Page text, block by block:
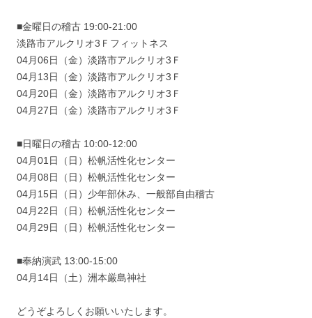
■金曜日の稽古 19:00-21:00
淡路市アルクリオ3Ｆフィットネス
04月06日（金）淡路市アルクリオ3Ｆ
04月13日（金）淡路市アルクリオ3Ｆ
04月20日（金）淡路市アルクリオ3Ｆ
04月27日（金）淡路市アルクリオ3Ｆ
■日曜日の稽古 10:00-12:00
04月01日（日）松帆活性化センター
04月08日（日）松帆活性化センター
04月15日（日）少年部休み、一般部自由稽古
04月22日（日）松帆活性化センター
04月29日（日）松帆活性化センター
■奉納演武 13:00-15:00
04月14日（土）洲本厳島神社
どうぞよろしくお願いいたします。